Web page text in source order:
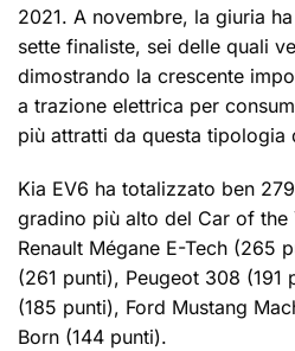
2021. A novembre, la giuria
sette finaliste, sei delle quali
dimostrando la crescente
a trazione elettrica per
più attratti da questa tipologia
Kia EV6 ha totalizzato ben
gradino più alto del Car of the
Renault Mégane E-Tech (265
(261 punti), Peugeot 308 (191
(185 punti), Ford Mustang
Born (144 punti).